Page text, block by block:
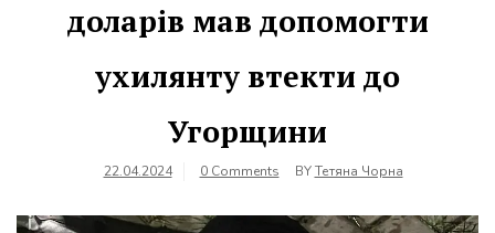
доларів мав допомогти
ухилянту втекти до
Угорщини
22.04.2024 0 Comments BYТетяна Чорна